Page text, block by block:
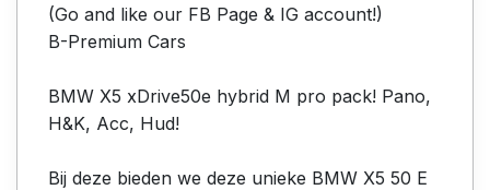
(Go and like our FB Page & IG account!)
B-Premium Cars
BMW X5 xDrive50e hybrid M pro pack! Pano,
H&K, Acc, Hud!
Bij deze bieden we deze unieke BMW X5 50 E